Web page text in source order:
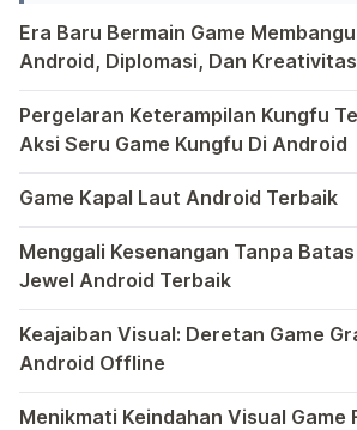
imersif. Converter
menjadi […]
Era Baru Bermain Game
Android, Diplomasi, Dan
Anda
Bermain game di platform Android
Pergelaran Keterampilan Kungfu
Aksi Seru Game Kungfu Di Android
Dunia game selalu menawarkan
Game Kapal Laut Android Terbaik
Di dunia game Android yang kaya
Menggali Kesenangan Tanpa
Jewel Android Terbaik
Dalam hiruk-pikuk dunia game
Keajaiban Visual: Deretan Game
Android Offline
Ponsel pintar telah mengubah cara
Menikmati Keindahan Visual Game